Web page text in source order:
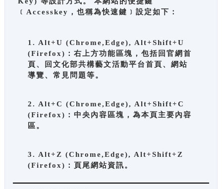
﹝Accesskey，也稱為快速鍵﹞設定如下：
1. Alt+U (Chrome,Edge), Alt+Shift+U
(Firefox)：右上方功能區塊，包括回官網首
頁、回文化部共構藝文活動平台首頁、網站
導覽、常見問題等。
2. Alt+C (Chrome,Edge), Alt+Shift+C
(Firefox)：中央內容區塊，為本頁主要內容
區。
3. Alt+Z (Chrome,Edge), Alt+Shift+Z
(Firefox)：頁尾網站資訊。